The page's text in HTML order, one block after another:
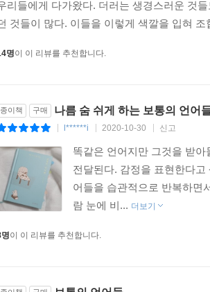
리들에게 다가왔다. 더러는 생경스러운 것
것들이 많다. 이들을 이렇게 색깔을 입혀
명이 이 리뷰를 추천합니다.
종이책 구매 나름 숨 쉬게 하는 보통의 언어
l******i 2020-10-30 신고
똑같은 언어지만 그것을 받
전달된다. 감정을 표현한다
어들을 습관적으로 반복하면
람 눈에 비... 더보기
이 이 리뷰를 추천합니다.